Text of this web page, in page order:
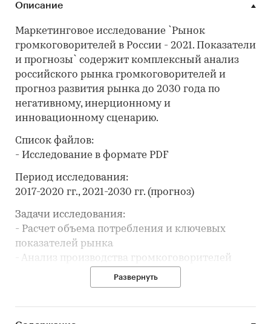
Описание
Маркетинговое исследование `Рынок
громкоговорителей в России - 2021. Показатели
и прогнозы` содержит комплексный анализ
российского рынка громкоговорителей и
прогноз развития рынка до 2030 года по
негативному, инерционному и
инновационному сценарию.
Список файлов:
- Исследование в формате PDF
Период исследования:
2017-2020 гг., 2021-2030 гг. (прогноз)
Задачи исследования:
- Расчет объема потребления и ключевых
показателей рынка
- Анализ производства громкоговорителей
- Составление рейтинга производителей
- Анализ импорта и экспорта
Развернуть